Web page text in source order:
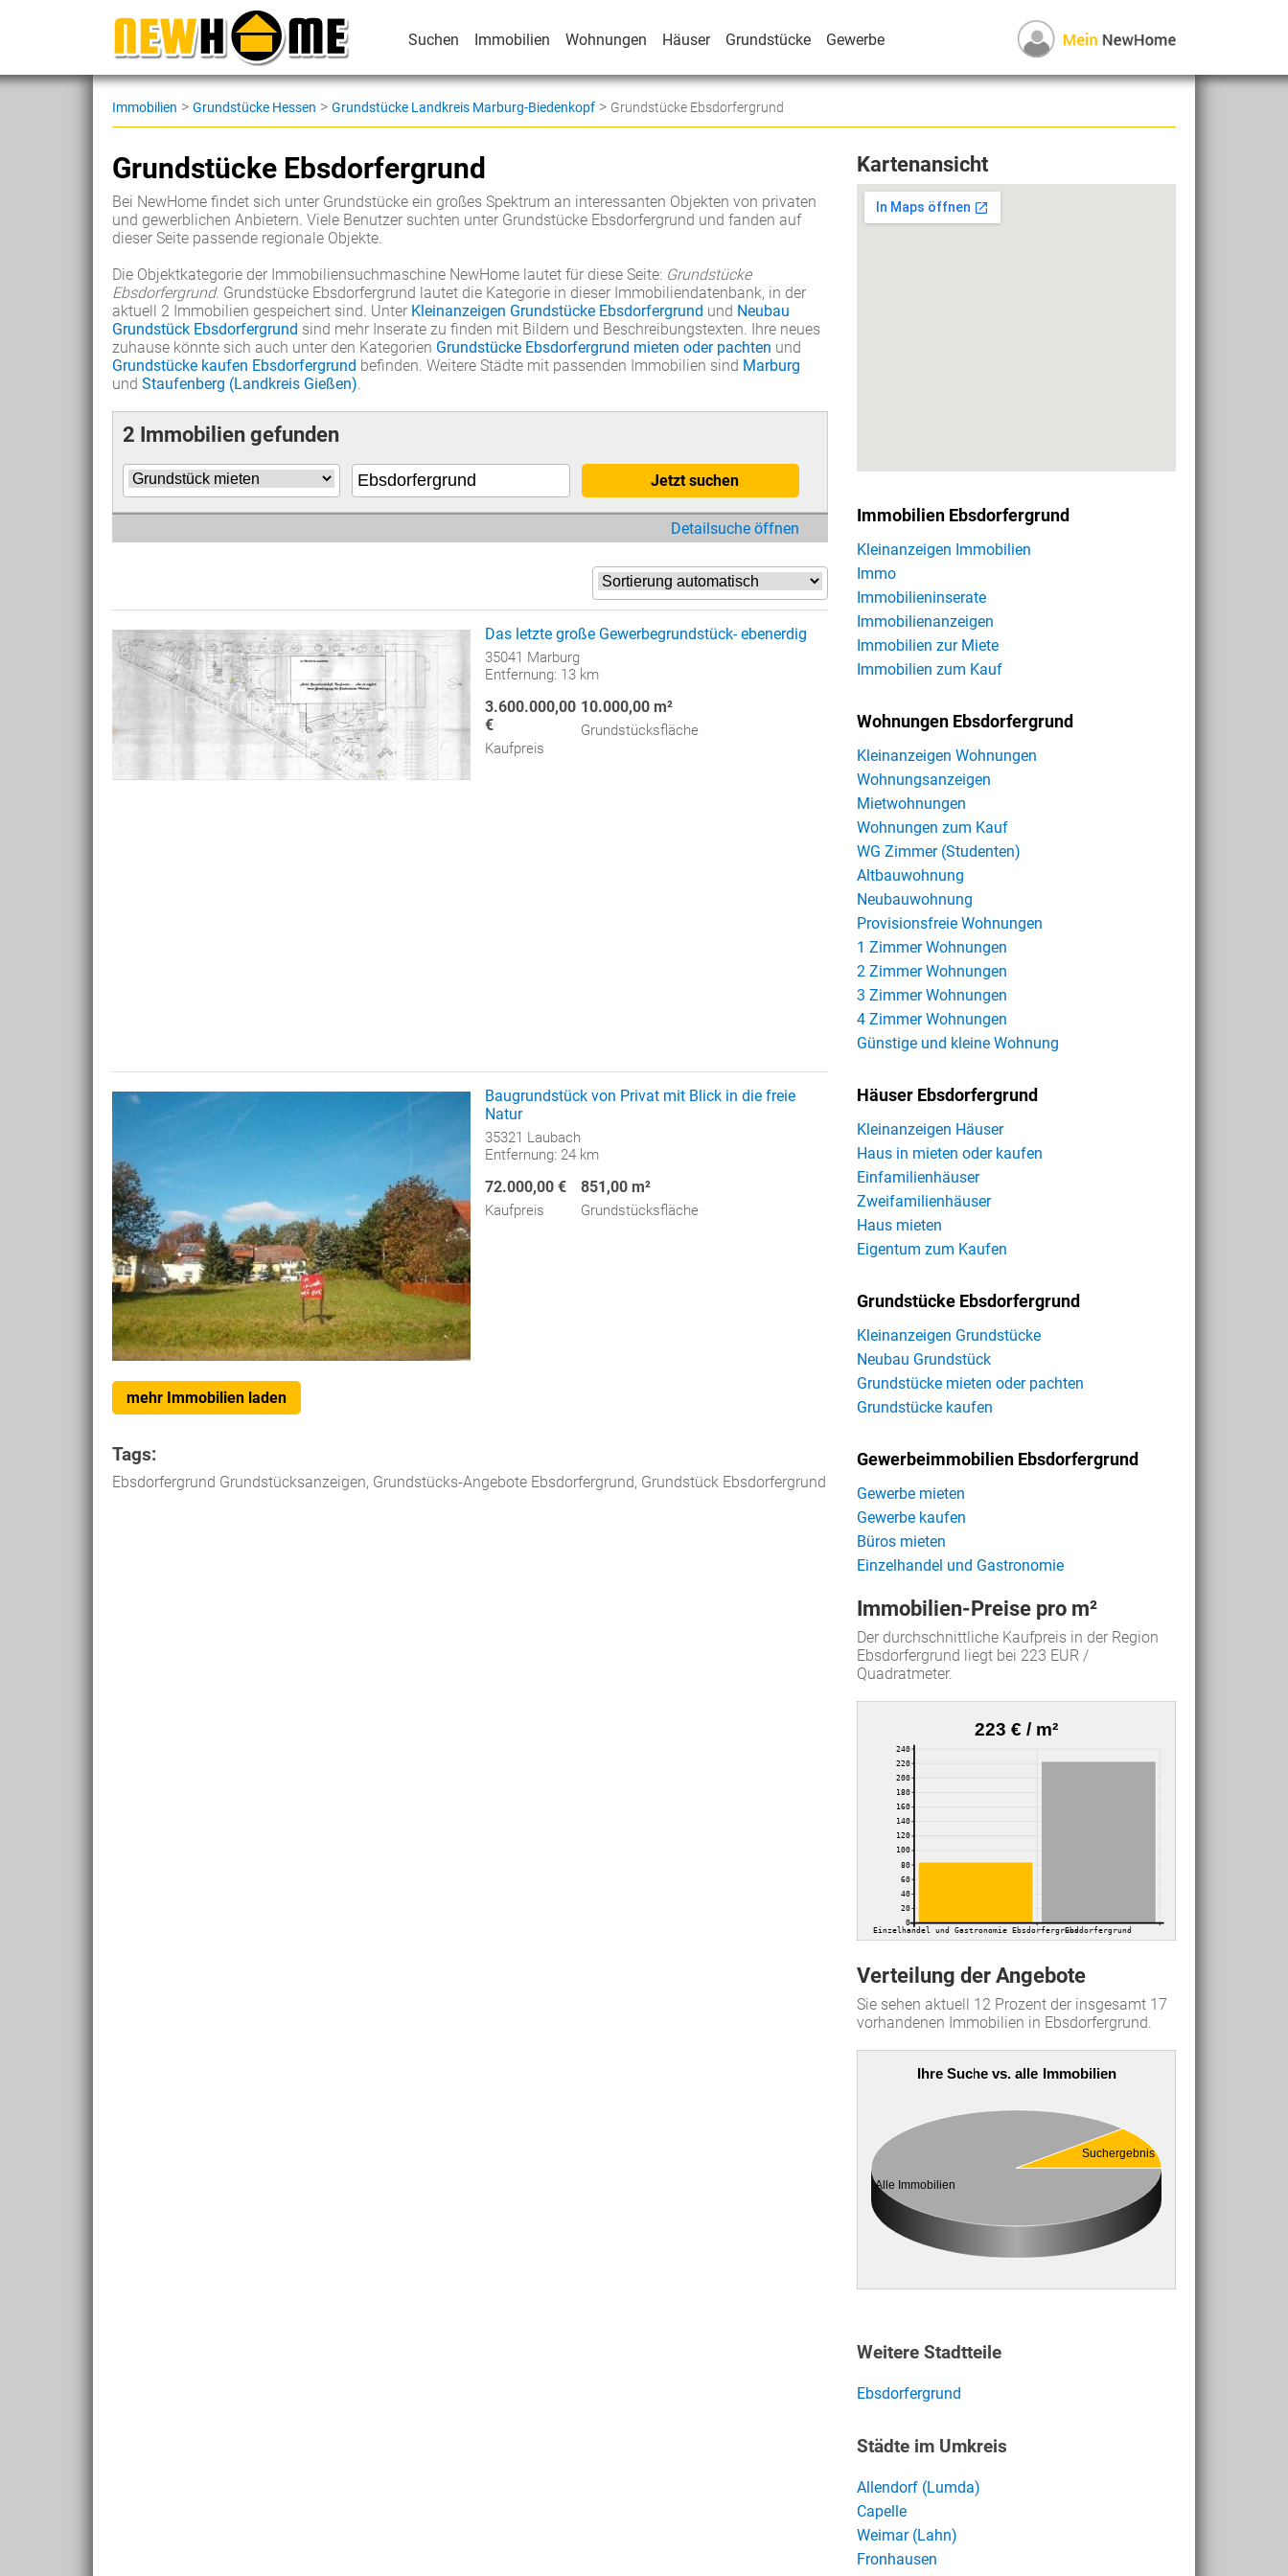
Suchen Immobilien Wohnungen Häuser Grundstücke Gewerbe
Immobilien > Grundstücke Hessen > Grundstücke Landkreis Marburg-Biedenkopf > Grundstücke Ebsdorfergrund
Grundstücke Ebsdorfergrund
Bei NewHome findet sich unter Grundstücke ein großes Spektrum an interessanten Objekten von privaten
und gewerblichen Anbietern. Viele Benutzer suchten unter Grundstücke Ebsdorfergrund und fanden auf
dieser Seite passende regionale Objekte.
Die Objektkategorie der Immobiliensuchmaschine NewHome lautet für diese Seite: Grundstücke
Ebsdorfergrund. Grundstücke Ebsdorfergrund lautet die Kategorie in dieser Immobiliendatenbank, in der
aktuell 2 Immobilien gespeichert sind. Unter Kleinanzeigen Grundstücke Ebsdorfergrund und Neubau
Grundstück Ebsdorfergrund sind mehr Inserate zu finden mit Bildern und Beschreibungstexten. Ihre neues
zuhause könnte sich auch unter den Kategorien Grundstücke Ebsdorfergrund mieten oder pachten und
Grundstücke kaufen Ebsdorfergrund befinden. Weitere Städte mit passenden Immobilien sind Marburg
und Staufenberg (Landkreis Gießen).
2 Immobilien gefunden
Jetzt suchen
Detailsuche öffnen
Das letzte große Gewerbegrundstück- ebenerdig
35041 Marburg
Entfernung: 13 km
3.600.000,00
€
Kaufpreis
10.000,00 m²
Grundstücksfläche
Baugrundstück von Privat mit Blick in die freie
Natur
35321 Laubach
Entfernung: 24 km
72.000,00 €
Kaufpreis
851,00 m²
Grundstücksfläche
mehr Immobilien laden
Tags:
Ebsdorfergrund Grundstücksanzeigen, Grundstücks-Angebote Ebsdorfergrund, Grundstück Ebsdorfergrund
Kartenansicht
Immobilien Ebsdorfergrund
Kleinanzeigen Immobilien
Immo
Immobilieninserate
Immobilienanzeigen
Immobilien zur Miete
Immobilien zum Kauf
Wohnungen Ebsdorfergrund
Kleinanzeigen Wohnungen
Wohnungsanzeigen
Mietwohnungen
Wohnungen zum Kauf
WG Zimmer (Studenten)
Altbauwohnung
Neubauwohnung
Provisionsfreie Wohnungen
1 Zimmer Wohnungen
2 Zimmer Wohnungen
3 Zimmer Wohnungen
4 Zimmer Wohnungen
Günstige und kleine Wohnung
Häuser Ebsdorfergrund
Kleinanzeigen Häuser
Haus in mieten oder kaufen
Einfamilienhäuser
Zweifamilienhäuser
Haus mieten
Eigentum zum Kaufen
Grundstücke Ebsdorfergrund
Kleinanzeigen Grundstücke
Neubau Grundstück
Grundstücke mieten oder pachten
Grundstücke kaufen
Gewerbeimmobilien Ebsdorfergrund
Gewerbe mieten
Gewerbe kaufen
Büros mieten
Einzelhandel und Gastronomie
Immobilien-Preise pro m²
Der durchschnittliche Kaufpreis in der Region
Ebsdorfergrund liegt bei 223 EUR /
Quadratmeter.
223 € / m²
0
20
40
60
80
100
120
140
160
180
200
220
240
Einzelhandel und Gastronomie EbsdorfergrundEbsdorfergrund
Verteilung der Angebote
Sie sehen aktuell 12 Prozent der insgesamt 17
vorhandenen Immobilien in Ebsdorfergrund.
Ihre Suche vs. alle Immobilien
Alle Immobilien
Suchergebnis
Weitere Stadtteile
Ebsdorfergrund
Städte im Umkreis
Allendorf (Lumda)
Capelle
Weimar (Lahn)
Fronhausen